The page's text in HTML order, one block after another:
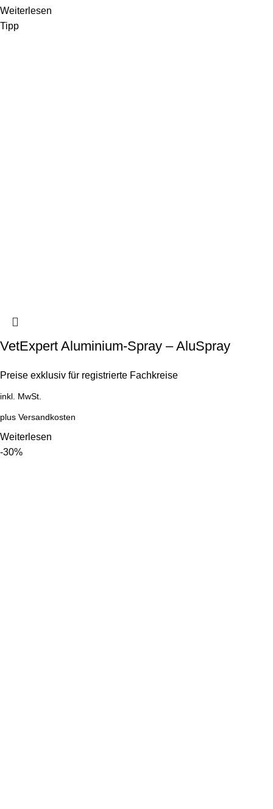
Weiterlesen
Tipp
VetExpert Aluminium-Spray – AluSpray
Preise exklusiv für registrierte Fachkreise
inkl. MwSt.
plus Versandkosten
Weiterlesen
-30%